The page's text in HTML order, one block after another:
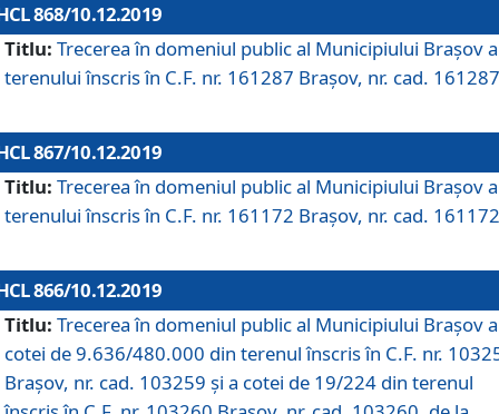
868/10.12.2019
Titlu: Trecerea în domeniul public al Municipiului Braşov a
terenului înscris în C.F. nr. 161287 Brașov, nr. cad.
867/10.12.2019
Titlu: Trecerea în domeniul public al Municipiului Braşov a
terenului înscris în C.F. nr. 161172 Brașov, nr. cad.
866/10.12.2019
Titlu: Trecerea în domeniul public al Municipiului Braşov a
cotei de 9.636/480.000 din terenul înscris în C.F. nr.
Brașov, nr. cad. 103259 și a cotei de 19/224 din terenul